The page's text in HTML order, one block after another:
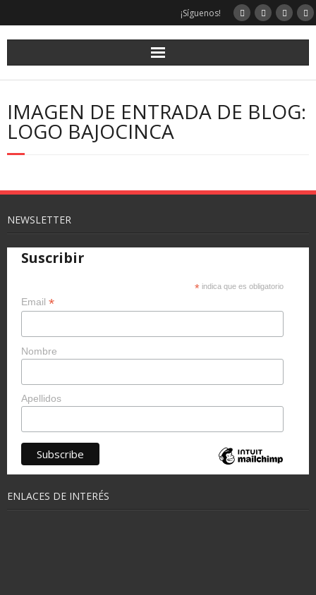
¡Síguenos!
IMAGEN DE ENTRADA DE BLOG:
LOGO BAJOCINCA
NEWSLETTER
Suscribir
* indica que es obligatorio
Email *
Nombre
Apellidos
ENLACES DE INTERÉS